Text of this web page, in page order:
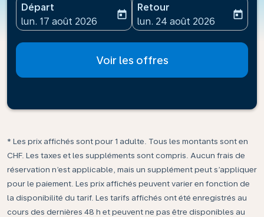
Départ
fc-booking-departure-date-aria-label
lun. 17 août 2026
today
Retour
fc-booking-return-date-
lun. 24 août 2026
today
Voir les offres
* Les prix affichés sont pour 1 adulte. Tous les montants sont en
CHF. Les taxes et les suppléments sont compris. Aucun frais de
réservation n’est applicable, mais un supplément peut s’appliquer
pour le paiement. Les prix affichés peuvent varier en fonction de
la disponibilité du tarif. Les tarifs affichés ont été enregistrés au
cours des dernières 48 h et peuvent ne pas être disponibles au